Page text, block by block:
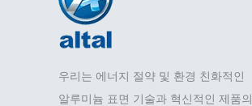
우리는 에너지 절약 및 환경 친화적인
알루미늄 표면 기술과 혁신적인 제품의